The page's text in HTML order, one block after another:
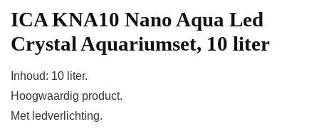
ICA KNA10 Nano Aqua Led
Crystal Aquariumset, 10 liter
Inhoud: 10 liter.
Hoogwaardig product.
Met ledverlichting.